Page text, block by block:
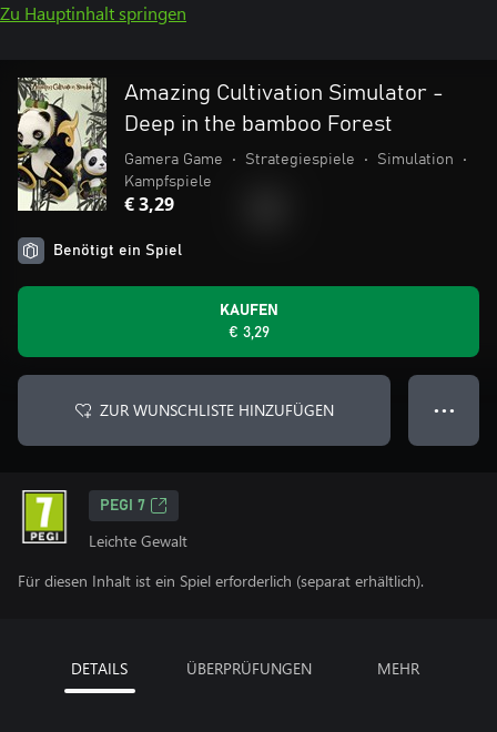
Zu Hauptinhalt springen
Amazing Cultivation Simulator -
Deep in the bamboo Forest
Gamera Game • Strategiespiele • Simulation
•
Kampfspiele
€ 3,29
Benötigt ein Spiel
KAUFEN
€ 3,29
ZUR WUNSCHLISTE HINZUFÜGEN ● ● ●
PEGI 7
Leichte Gewalt
Für diesen Inhalt ist ein Spiel erforderlich (separat erhältlich).
DETAILS ÜBERPRÜFUNGEN MEHR